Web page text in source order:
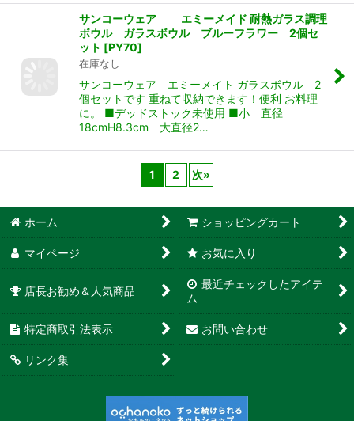
サンコーウェア エミーメイド 耐熱ガラス調理
ボウル ガラスボウル ブルーフラワー 2個セ
ット [PY70]
在庫なし
サンコーウェア エミーメイト ガラスボウル 2
個セットです 重ねて収納できます！便利 お料理
に。 ■デッドストック未使用 ■小 直径
18cmH8.3cm 大直径2…
1 2 次»
ホーム ショッピングカート
マイページ お気に入り
店長お勧め＆人気商品
最近チェックしたアイテ
ム
特定商取引法表示 お問い合わせ
リンク集